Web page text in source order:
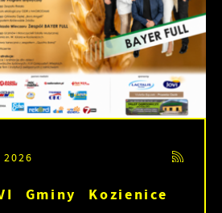
Gminy Kozienice